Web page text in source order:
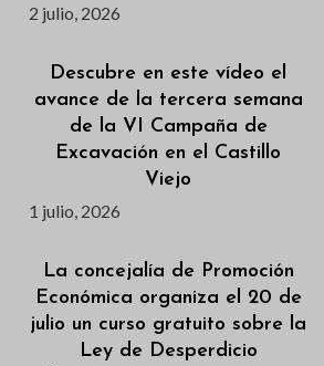
2 julio, 2026
Descubre en este vídeo el
avance de la tercera semana
de la VI Campaña de
Excavación en el Castillo
Viejo
1 julio, 2026
La concejalía de Promoción
Económica organiza el 20 de
julio un curso gratuito sobre la
Ley de Desperdicio